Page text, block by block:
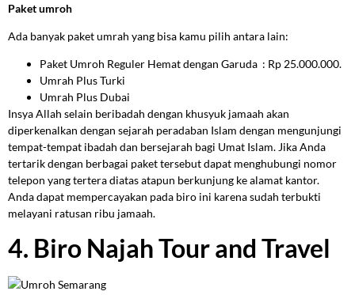
Paket umroh
Ada banyak paket umrah yang bisa kamu pilih antara lain:
Paket Umroh Reguler Hemat dengan Garuda : Rp 25.000.000.
Umrah Plus Turki
Umrah Plus Dubai
Insya Allah selain beribadah dengan khusyuk jamaah akan
diperkenalkan dengan sejarah peradaban Islam dengan mengunjungi
tempat-tempat ibadah dan bersejarah bagi Umat Islam. Jika Anda
tertarik dengan berbagai paket tersebut dapat menghubungi nomor
telepon yang tertera diatas atapun berkunjung ke alamat kantor.
Anda dapat mempercayakan pada biro ini karena sudah terbukti
melayani ratusan ribu jamaah.
4. Biro Najah Tour and Travel